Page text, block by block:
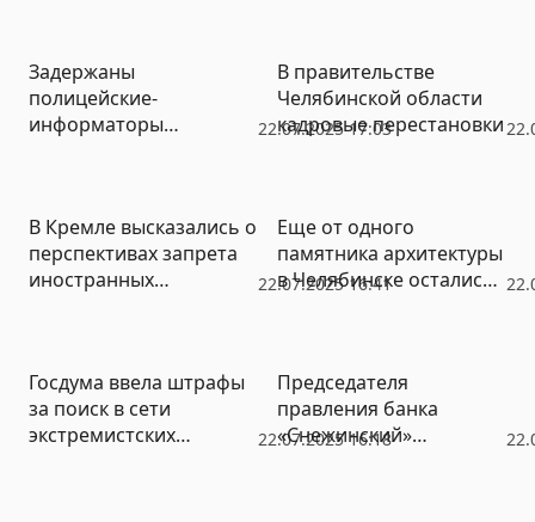
22.07.2025 17:03
Задержаны
полицейские-
информаторы
В правительстве
Челябинской области
кадровые перестановки
22.07.2025 16:41
В Кремле высказались о
перспективах запрета
иностранных
Еще от одного
памятника архитектуры
в Челябинске остались
22.07.2025 16:18
Госдума ввела штрафы
за поиск в сети
экстремистских
Председателя
правления банка
«Снежинский»